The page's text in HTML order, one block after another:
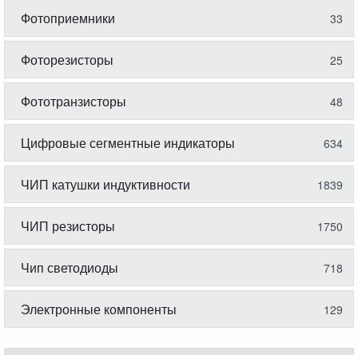
Фотоприемники 33
Фоторезисторы 25
Фототранзисторы 48
Цифровые сегментные индикаторы 634
ЧИП катушки индуктивности 1839
ЧИП резисторы 1750
Чип светодиоды 718
Электронные компоненты 129